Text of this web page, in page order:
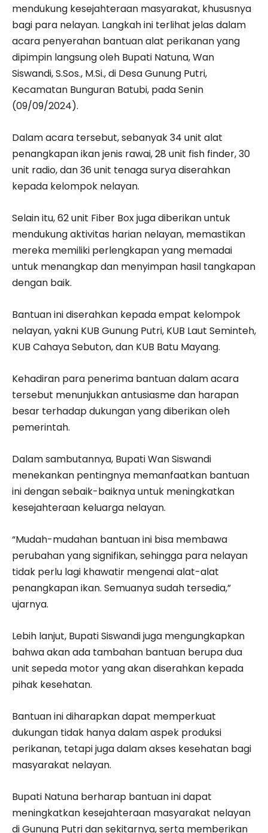
mendukung kesejahteraan masyarakat, khususnya
bagi para nelayan. Langkah ini terlihat jelas dalam
acara penyerahan bantuan alat perikanan yang
dipimpin langsung oleh Bupati Natuna, Wan
Siswandi, S.Sos., M.Si., di Desa Gunung Putri,
Kecamatan Bunguran Batubi, pada Senin
(09/09/2024).
Dalam acara tersebut, sebanyak 34 unit alat
penangkapan ikan jenis rawai, 28 unit fish finder, 30
unit radio, dan 36 unit tenaga surya diserahkan
kepada kelompok nelayan.
Selain itu, 62 unit Fiber Box juga diberikan untuk
mendukung aktivitas harian nelayan, memastikan
mereka memiliki perlengkapan yang memadai
untuk menangkap dan menyimpan hasil tangkapan
dengan baik.
Bantuan ini diserahkan kepada empat kelompok
nelayan, yakni KUB Gunung Putri, KUB Laut Seminteh,
KUB Cahaya Sebuton, dan KUB Batu Mayang.
Kehadiran para penerima bantuan dalam acara
tersebut menunjukkan antusiasme dan harapan
besar terhadap dukungan yang diberikan oleh
pemerintah.
Dalam sambutannya, Bupati Wan Siswandi
menekankan pentingnya memanfaatkan bantuan
ini dengan sebaik-baiknya untuk meningkatkan
kesejahteraan keluarga nelayan.
“Mudah-mudahan bantuan ini bisa membawa
perubahan yang signifikan, sehingga para nelayan
tidak perlu lagi khawatir mengenai alat-alat
penangkapan ikan. Semuanya sudah tersedia,”
ujarnya.
Lebih lanjut, Bupati Siswandi juga mengungkapkan
bahwa akan ada tambahan bantuan berupa dua
unit sepeda motor yang akan diserahkan kepada
pihak kesehatan.
Bantuan ini diharapkan dapat memperkuat
dukungan tidak hanya dalam aspek produksi
perikanan, tetapi juga dalam akses kesehatan bagi
masyarakat nelayan.
Bupati Natuna berharap bantuan ini dapat
meningkatkan kesejahteraan masyarakat nelayan
di Gunung Putri dan sekitarnya, serta memberikan